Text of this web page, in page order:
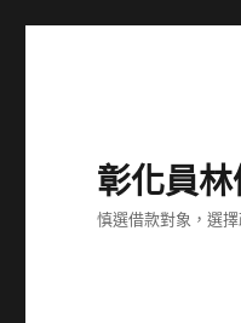
彰化員
慎選借款對象，選